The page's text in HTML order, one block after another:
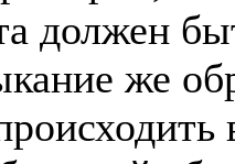
должен
же